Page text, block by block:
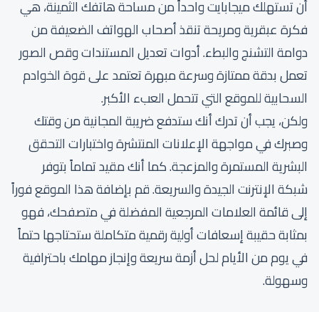
أن تستهلك ميجابايت واحداً من مساحة هاتفك الثمينة، هي
فكرة عبقرية ومريحة تنقذ أصحاب الهواتف الضعيفة من
دوامة التشنج والبطء. أدوات تعديل المستندات وقص الصور
تعمل بدقة ممتازة وسرعة مبهرة تعتمد على قوة الخوادم
السحابية للموقع التي تتحمل العبء الأكبر.
ولكن، يجب أن تدرك أنك ستدفع ضريبة المجانية من وقتك
وصبرك في مواجهة الإعلانات المنتشرة واختبارات التحقق
البشرية المستمرة والمزعجة. كما أنك مقيد تماماً بتوفر
شبكة الإنترنت الجيدة والسريعة. قم بإضافة هذا الموقع فوراً
إلى قائمة العلامات المرجعية المفضلة في متصفحك، فهو
بمثابة حقيبة إسعافات أولية رقمية متكاملة ستحتاجها حتماً
في يوم من الأيام لحل أزمة سريعة وإنجاز مهامك باحترافية
وسهولة.